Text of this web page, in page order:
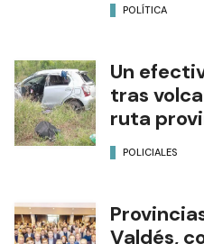
POLÍTICA
Un
tras
ruta
POLICIALES
Valdés,